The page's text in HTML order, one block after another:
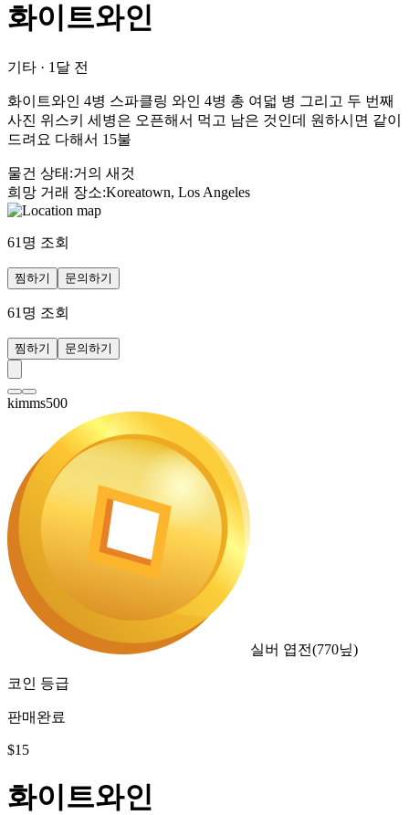
화이트와인
기타 · 1달 전
화이트와인 4병 스파클링 와인 4병 총 여덟 병 그리고 두 번째
사진 위스키 세병은 오픈해서 먹고 남은 것인데 원하시면 같이
드려요 다해서 15불
물건 상태 :거의 새것
희망 거래 장소:Koreatown, Los Angeles
61 명 조회
찜하기 문의하기
61 명 조회
찜하기 문의하기
kimms500
실버 엽전(770닢)
코인 등급
판매완료
$15
화이트와인